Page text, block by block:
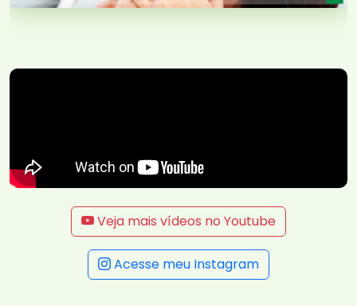
Veja mais vídeos no Youtube
Acesse meu Instagram